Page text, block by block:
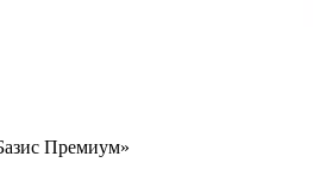
Премиум»